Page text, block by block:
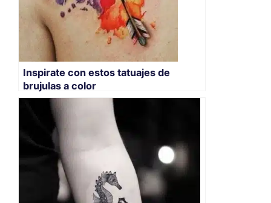
Inspirate con estos tatuajes de
brujulas a color